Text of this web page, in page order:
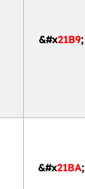
&#x21B9;
&#x21BA;